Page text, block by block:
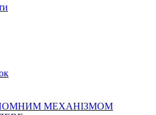
МЕХАНІЗМОМ